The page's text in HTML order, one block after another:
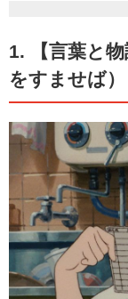
1. 【言葉と
をすませば）